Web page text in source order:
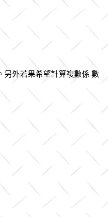
另外若果希望計算複數係 數